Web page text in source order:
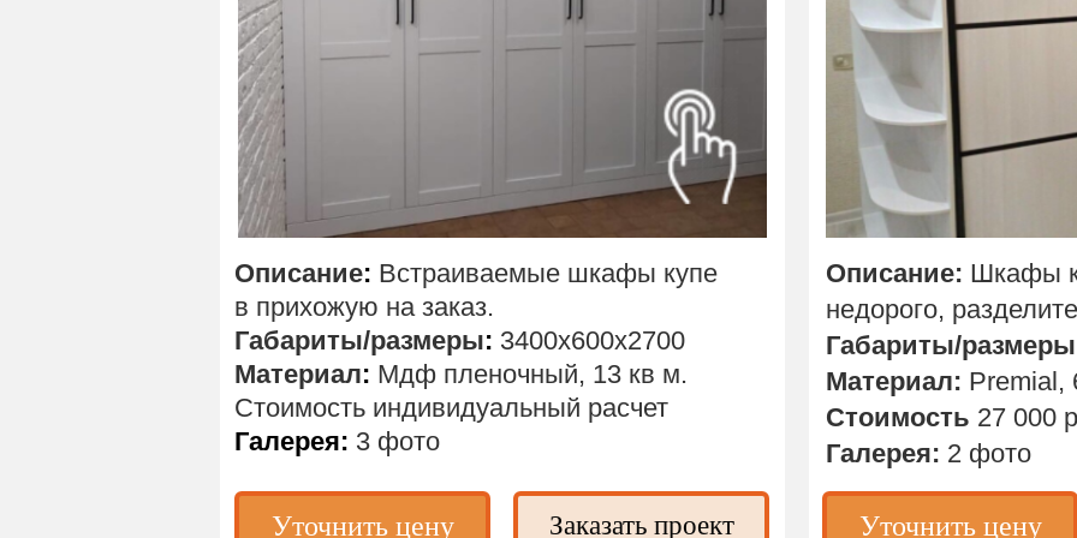
Уточнить цену Заказать проект
Описание: Шкафы
недорого,
Габариты/
Материал: Premial,
Стоимость 27 000
Галерея: 2 фото
Уточнить цену
Описание: Встраиваемые шкафы купе
в прихожую на заказ.
Габариты/размеры: 3400х600х2700
Материал: Мдф пленочный, 13 кв м.
Стоимость индивидуальный расчет
Галерея: 3 фото